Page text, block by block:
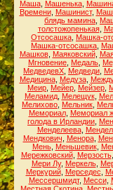
Маша, Машенька,
Времени, Машинист,
блядь мамина
толстожопенькая,
Отсосашка Машка-
Машка-отсосашка
Машков, Маяковский,
Мгновение Медаль
МедведевХ Медведи
Медицина, Медуза,
Меир Мейер Мейзер
Меламид, Мелещук,
Мелихово Мельник
Мемориал, Мемориал
голода в Ирландии
Менделеева,
Мендкович
Менора,
Мень, Меньшевик,
Мережковский, Мерзость,
Мери Лу, Меркель,
Меркурий, Мерседес
Мессершмидт, Месси,